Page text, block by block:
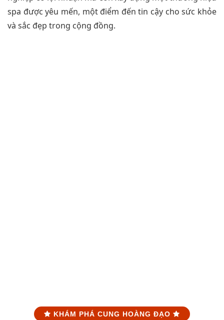
spa được yêu mến, một điểm đến tin cậy cho sức khỏe
và sắc đẹp trong cộng đồng.
KHÁM PHÁ CUNG HOÀNG ĐẠO